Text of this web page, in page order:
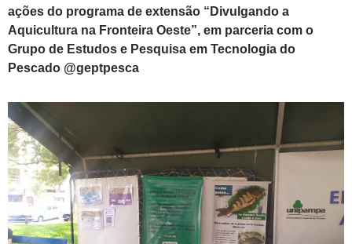
ações do programa de extensão “Divulgando a
Aquicultura na Fronteira Oeste”, em parceria com o
Grupo de Estudos e Pesquisa em Tecnologia do
Pescado @geptpesca